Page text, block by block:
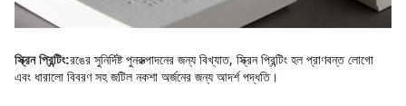
স্ক্রিন প্রিন্টিং:রঙের সুনির্দিষ্ট পুনরুত্পাদনের জন্য বিখ্যাত, স্ক্রিন প্রিন্টিং হল প্রাণবন্ত লোগো
এবং ধারালো বিবরণ সহ জটিল নকশা অর্জনের জন্য আদর্শ পদ্ধতি।